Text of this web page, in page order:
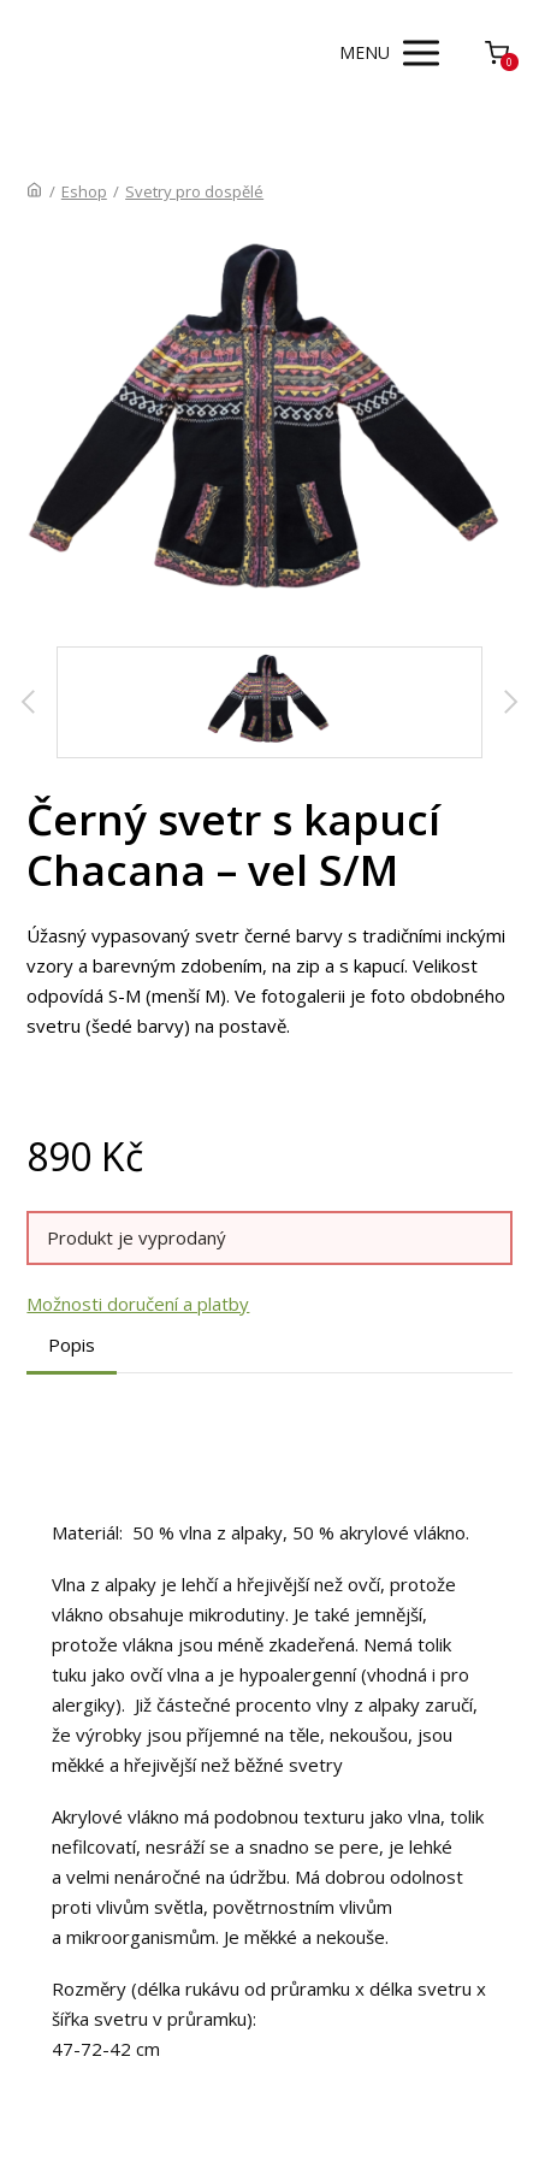
MENU 0
/ Eshop / Svetry pro dospělé
Černý svetr s kapucí
Chacana – vel S/M
Úžasný vypasovaný svetr černé barvy s tradičními inckými
vzory a barevným zdobením, na zip a s kapucí. Velikost
odpovídá S-M (menší M). Ve fotogalerii je foto obdobného
svetru (šedé barvy) na postavě.
890 Kč
Produkt je vyprodaný
Možnosti doručení a platby
Popis
Materiál: 50 % vlna z alpaky, 50 % akrylové vlákno.
Vlna z alpaky je lehčí a hřejivější než ovčí, protože
vlákno obsahuje mikrodutiny. Je také jemnější,
protože vlákna jsou méně zkadeřená. Nemá tolik
tuku jako ovčí vlna a je hypoalergenní (vhodná i pro
alergiky). Již částečné procento vlny z alpaky zaručí,
že výrobky jsou příjemné na těle, nekoušou, jsou
měkké a hřejivější než běžné svetry
Akrylové vlákno má podobnou texturu jako vlna, tolik
nefilcovatí, nesráží se a snadno se pere, je lehké
a velmi nenáročné na údržbu. Má dobrou odolnost
proti vlivům světla, povětrnostním vlivům
a mikroorganismům. Je měkké a nekouše.
Rozměry (délka rukávu od průramku x délka svetru x
šířka svetru v průramku):
47-72-42 cm